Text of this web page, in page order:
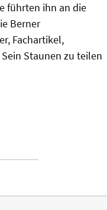
führten ihn an die
Berner
Fachartikel,
Staunen zu teilen